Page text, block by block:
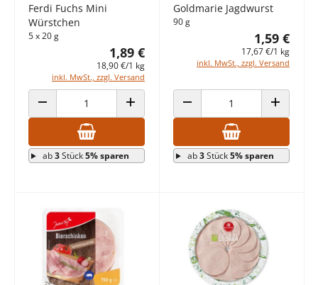
Ferdi Fuchs Mini
Würstchen
5 x 20 g
1,89 €
18,90 €/1 kg
inkl. MwSt., zzgl. Versand
ANZAHL VERRINGERN ANZAHL ERHÖHEN
ab3Stück5% sparen
Goldmarie Jagdwurst
90 g
1,59 €
17,67 €/1 kg
inkl. MwSt., zzgl. Versand
ANZAHL VERRINGERN ANZAHL
ab3Stück5% sparen